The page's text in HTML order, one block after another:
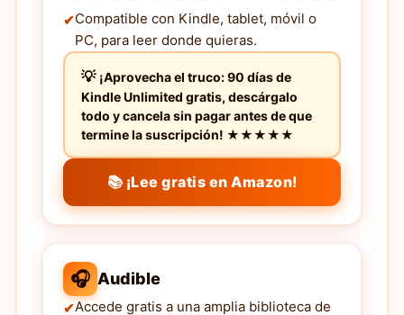
Compatible con Kindle, tablet, móvil o
PC, para leer donde quieras.
¡Aprovecha el truco: 90 días de
Kindle Unlimited gratis, descárgalo
todo y cancela sin pagar antes de que
termine la suscripción! ★★★★★
📚 ¡Lee gratis en Amazon!
🎧 Audible
Accede gratis a una amplia biblioteca de